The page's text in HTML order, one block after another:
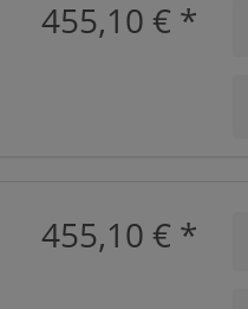
455,10 € *
455,10 € *